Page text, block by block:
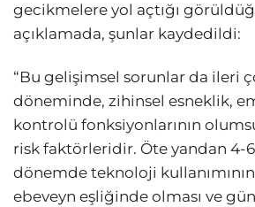
gecikmelere yol açtığı
açıklamada, şunlar kaydedildi:
“Bu gelişimsel sorunlar da ileri
döneminde, zihinsel esneklik,
kontrolü fonksiyonlarının
risk faktörleridir. Öte yandan 4-6
dönemde teknoloji
ebeveyn eşliğinde olması ve